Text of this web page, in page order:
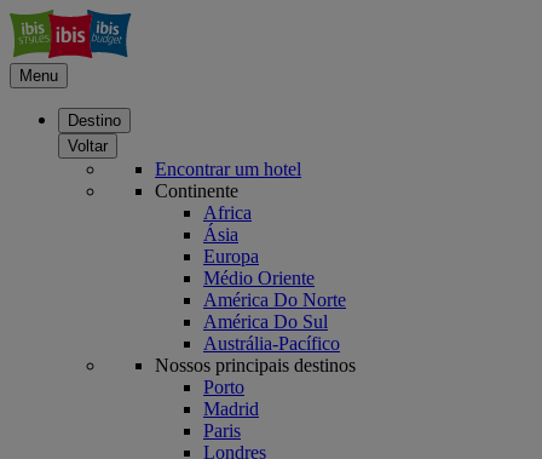
Menu
Destino
Voltar
Encontrar um hotel
Continente
Africa
Ásia
Europa
Médio Oriente
América Do Norte
América Do Sul
Austrália-Pacífico
Nossos principais destinos
Porto
Madrid
Paris
Londres